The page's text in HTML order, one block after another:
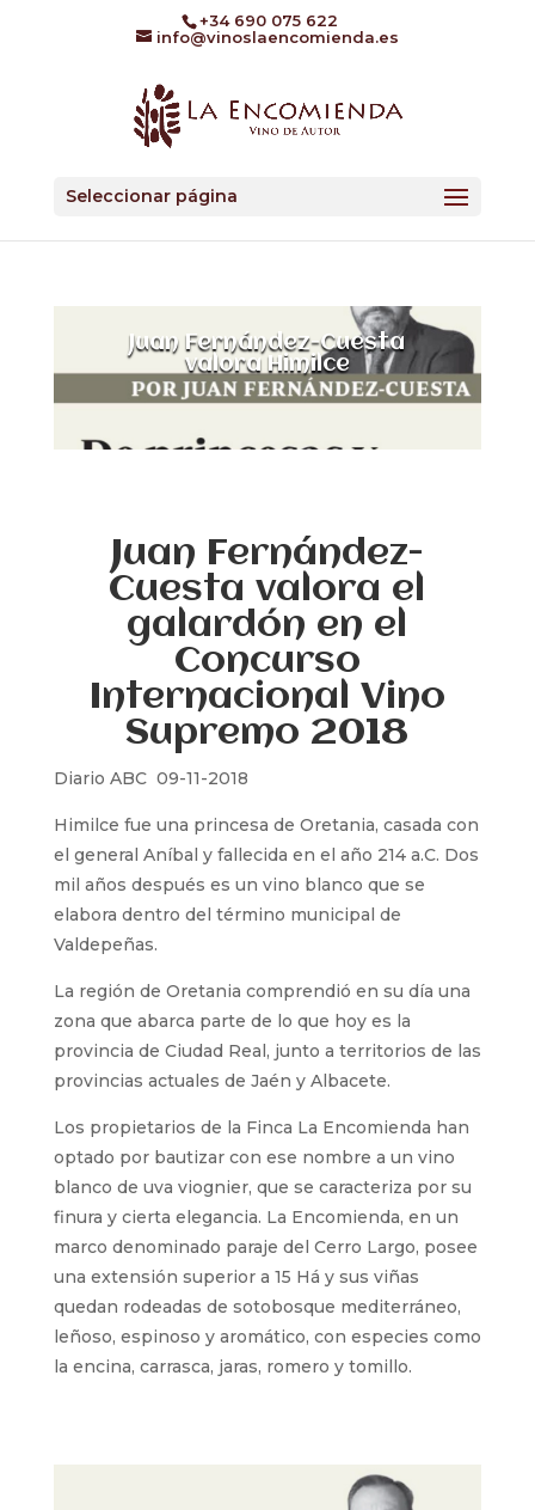
+34 690 075 622
info@vinoslaencomienda.es
Seleccionar página
Juan Fernández-Cuesta
valora Himilce
Juan Fernández-
Cuesta valora el
galardón en el
Concurso
Internacional Vino
Supremo 2018
Diario ABC 09-11-2018
Himilce fue una princesa de Oretania, casada con
el general Aníbal y fallecida en el año 214 a.C. Dos
mil años después es un vino blanco que se
elabora dentro del término municipal de
Valdepeñas.
La región de Oretania comprendió en su día una
zona que abarca parte de lo que hoy es la
provincia de Ciudad Real, junto a territorios de las
provincias actuales de Jaén y Albacete.
Los propietarios de la Finca La Encomienda han
optado por bautizar con ese nombre a un vino
blanco de uva viognier, que se caracteriza por su
finura y cierta elegancia. La Encomienda, en un
marco denominado paraje del Cerro Largo, posee
una extensión superior a 15 Há y sus viñas
quedan rodeadas de sotobosque mediterráneo,
leñoso, espinoso y aromático, con especies como
la encina, carrasca, jaras, romero y tomillo.